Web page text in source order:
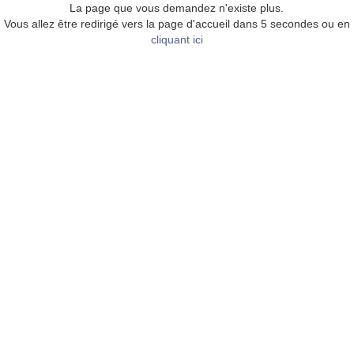
La page que vous demandez n'existe plus.
Vous allez être redirigé vers la page d'accueil dans 5 secondes ou en
cliquant ici